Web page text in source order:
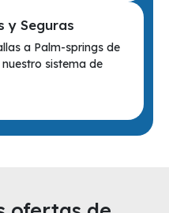
y Seguras
a Palm-springs de
sistema de